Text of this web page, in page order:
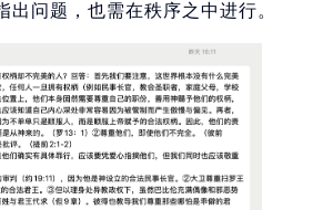
出问题，也需在秩序之中进行。